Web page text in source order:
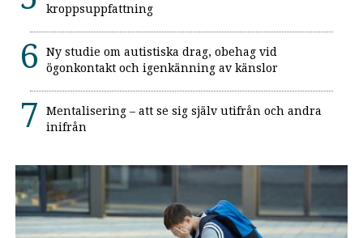
kroppsuppfattning
Ny studie om autistiska drag, obehag vid
ögonkontakt och igenkänning av känslor
Mentalisering – att se sig själv utifrån och andra
inifrån